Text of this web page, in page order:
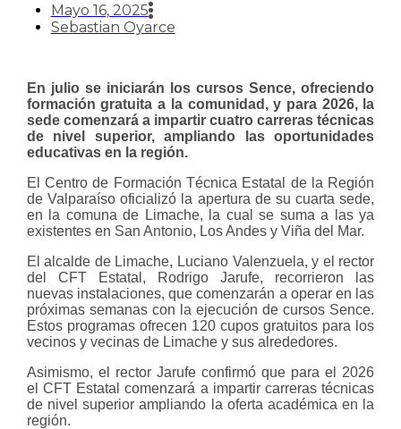
Mayo 16, 2025
Sebastian Oyarce
En julio se iniciarán los cursos Sence, ofreciendo
formación gratuita a la comunidad, y para 2026, la
sede comenzará a impartir cuatro carreras técnicas
de nivel superior, ampliando las oportunidades
educativas en la región.
El Centro de Formación Técnica Estatal de la Región
de Valparaíso oficializó la apertura de su cuarta sede,
en la comuna de Limache, la cual se suma a las ya
existentes en San Antonio, Los Andes y Viña del Mar.
El alcalde de Limache, Luciano Valenzuela, y el rector
del CFT Estatal, Rodrigo Jarufe, recorrieron las
nuevas instalaciones, que comenzarán a operar en las
próximas semanas con la ejecución de cursos Sence.
Estos programas ofrecen 120 cupos gratuitos para los
vecinos y vecinas de Limache y sus alrededores.
Asimismo, el rector Jarufe confirmó que para el 2026
el CFT Estatal comenzará a impartir carreras técnicas
de nivel superior ampliando la oferta académica en la
región.